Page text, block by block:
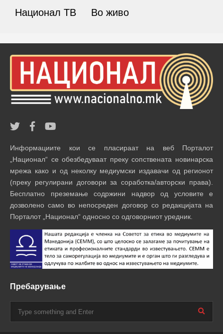
Национал ТВ Во живо
Информациите кои се пласираат на веб Порталот
„Национал“ се обезбедуваат преку сопствената новинарска
мрежа како и од неколку медиумски издавачи од регионот
(преку регулирани договори за соработка/авторски права).
Бесплатно преземање содржини надвор од условите е
дозволено само во непосреден договор со редакцијата на
Порталот „Национал“ односно со одговорниот уредник.
Пребарување